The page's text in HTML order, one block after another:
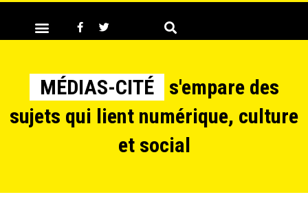
MÉDIAS-CITÉ
s'empare des
sujets qui lient numérique, culture
et social